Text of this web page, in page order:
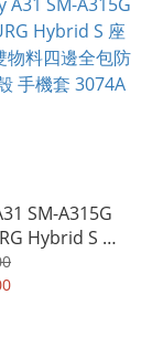
SM-A315G
Hybrid S 座
料四邊全包防
手機套 3074A